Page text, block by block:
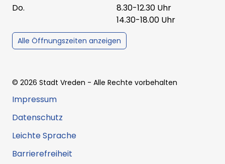
Do.
8.30-12.30 Uhr
14.30-18.00 Uhr
Alle Öffnungszeiten anzeigen
© 2026 Stadt Vreden - Alle Rechte vorbehalten
Impressum
Datenschutz
Leichte Sprache
Barrierefreiheit